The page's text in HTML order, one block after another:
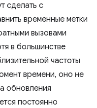
сделать с
временные метки
вызовами
в большинстве
частоты
времени, оно не
обновления
постоянно